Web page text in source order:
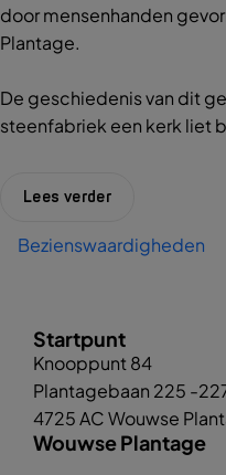
door mensenhanden
Plantage.
De geschiedenis van dit
steenfabriek een kerk liet
Lees verder
Bezienswaardigheden
Startpunt
Knooppunt 84
Plantagebaan 225 -
4725 AC Wouwse
Wouwse Plantage